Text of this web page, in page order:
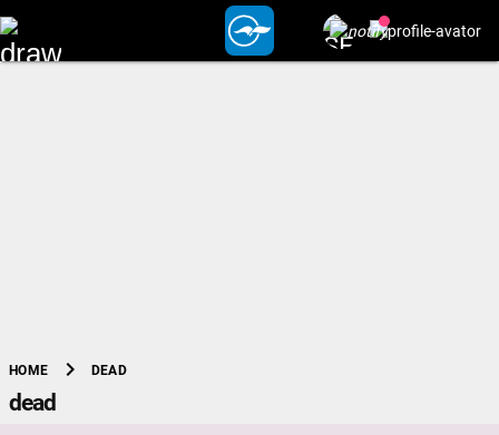
HOME chevron_right DEAD
dead